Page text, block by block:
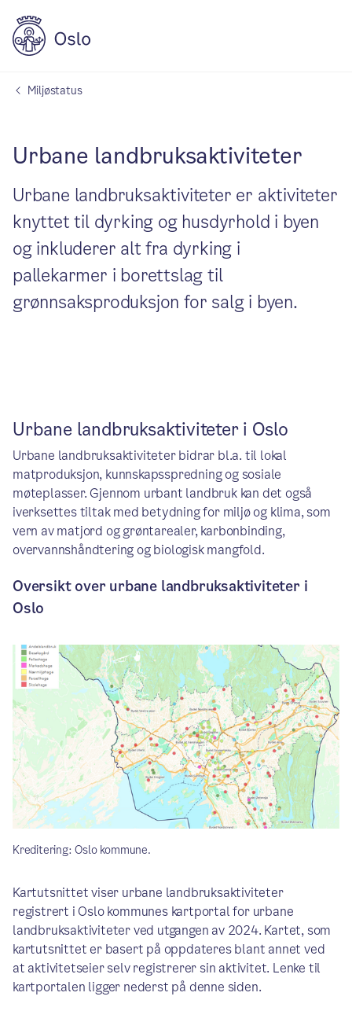
Miljøstatus
Urbane landbruksaktiviteter
Urbane landbruksaktiviteter er aktiviteter
knyttet til dyrking og husdyrhold i byen
og inkluderer alt fra dyrking i
pallekarmer i borettslag til
grønnsaksproduksjon for salg i byen.
Urbane landbruksaktiviteter i Oslo
Urbane landbruksaktiviteter bidrar bl.a. til lokal
matproduksjon, kunnskapsspredning og sosiale
møteplasser. Gjennom urbant landbruk kan det også
iverksettes tiltak med betydning for miljø og klima, som
vern av matjord og grøntarealer, karbonbinding,
overvannshåndtering og biologisk mangfold.
Oversikt over urbane landbruksaktiviteter i
Oslo
Kreditering: Oslo kommune.
Kartutsnittet viser urbane landbruksaktiviteter
registrert i Oslo kommunes kartportal for urbane
landbruksaktiviteter ved utgangen av 2024. Kartet, som
kartutsnittet er basert på oppdateres blant annet ved
at aktivitetseier selv registrerer sin aktivitet. Lenke til
kartportalen ligger nederst på denne siden.